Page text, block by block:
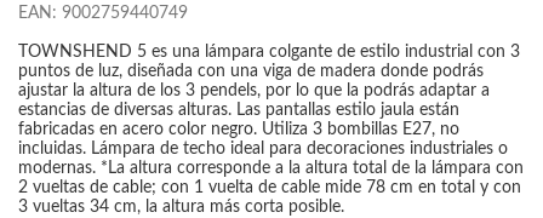
EAN: 9002759440749
TOWNSHEND 5 es una lámpara colgante de estilo industrial con 3
puntos de luz, diseñada con una viga de madera donde podrás
ajustar la altura de los 3 pendels, por lo que la podrás adaptar a
estancias de diversas alturas. Las pantallas estilo jaula están
fabricadas en acero color negro. Utiliza 3 bombillas E27, no
incluidas. Lámpara de techo ideal para decoraciones industriales o
modernas. *La altura corresponde a la altura total de la lámpara con
2 vueltas de cable; con 1 vuelta de cable mide 78 cm en total y con
3 vueltas 34 cm, la altura más corta posible.